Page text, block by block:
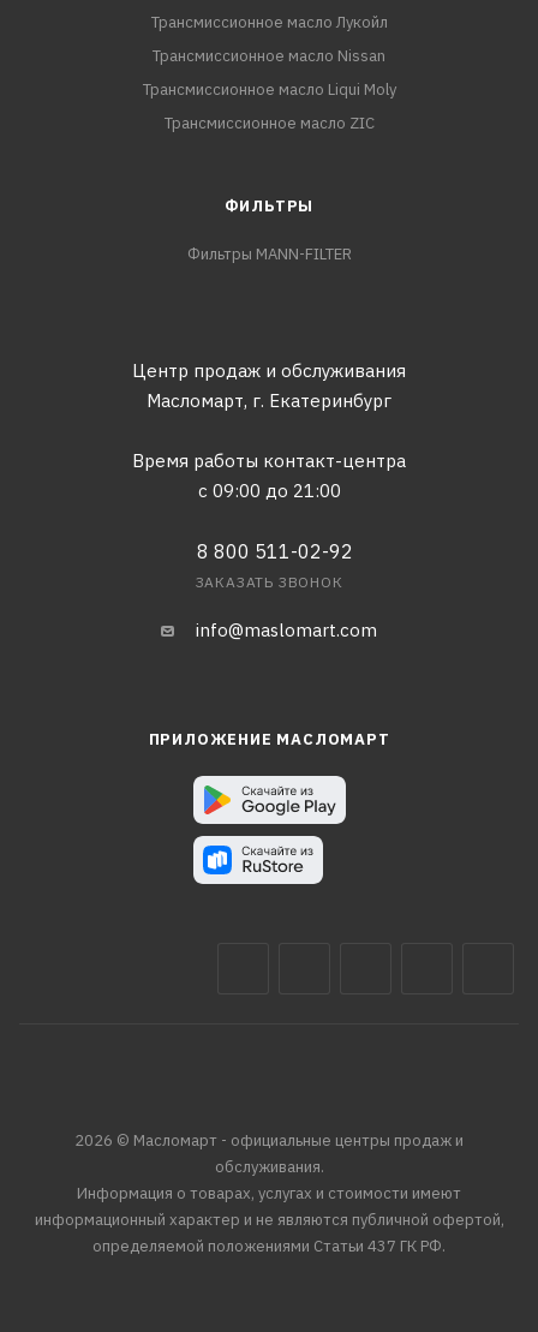
Трансмиссионное масло Лукойл
Трансмиссионное масло Nissan
Трансмиссионное масло Liqui Moly
Трансмиссионное масло ZIC
ФИЛЬТРЫ
Фильтры MANN-FILTER
Центр продаж и обслуживания
Масломарт, г. Екатеринбург
Время работы контакт-центра
с 09:00 до 21:00
8 800 511-02-92
ЗАКАЗАТЬ ЗВОНОК
info@maslomart.com
ПРИЛОЖЕНИЕ МАСЛОМАРТ
2026 © Масломарт - официальные центры продаж и
обслуживания.
Информация о товарах, услугах и стоимости имеют
информационный характер и не являются публичной офертой,
определяемой положениями Статьи 437 ГК РФ.